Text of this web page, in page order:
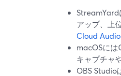
StreamYard
アップ、上
Cloud
macOSに
キャプチャ
OBS Studio